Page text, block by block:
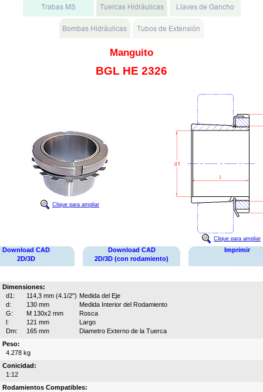
Manguito
BGL HE 2326
Clique para ampliar
Clique para ampliar
Download CAD
2D/3D
Download CAD
2D/3D (con rodamiento)
Imprimir
Dimensiones:
d1:
114,3 mm (4.1/2") Medida del Eje
d:
130 mm
Medida Interior del Rodamiento
G:
M 130x2 mm
Rosca
l:
121 mm
Largo
Dm:
165 mm
Diametro Externo de la Tuerca
Peso:
4.278 kg
Conicidad:
1:12
Rodamientos Compatibles: